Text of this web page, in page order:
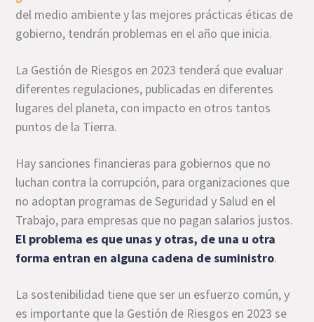
del medio ambiente y las mejores prácticas éticas de
gobierno, tendrán problemas en el año que inicia.
La Gestión de Riesgos en 2023 tenderá que evaluar
diferentes regulaciones, publicadas en diferentes
lugares del planeta, con impacto en otros tantos
puntos de la Tierra.
Hay sanciones financieras para gobiernos que no
luchan contra la corrupción, para organizaciones que
no adoptan programas de Seguridad y Salud en el
Trabajo, para empresas que no pagan salarios justos.
El problema es que unas y otras, de una u otra
forma entran en alguna cadena de suministro.
La sostenibilidad tiene que ser un esfuerzo común, y
es importante que la Gestión de Riesgos en 2023 se